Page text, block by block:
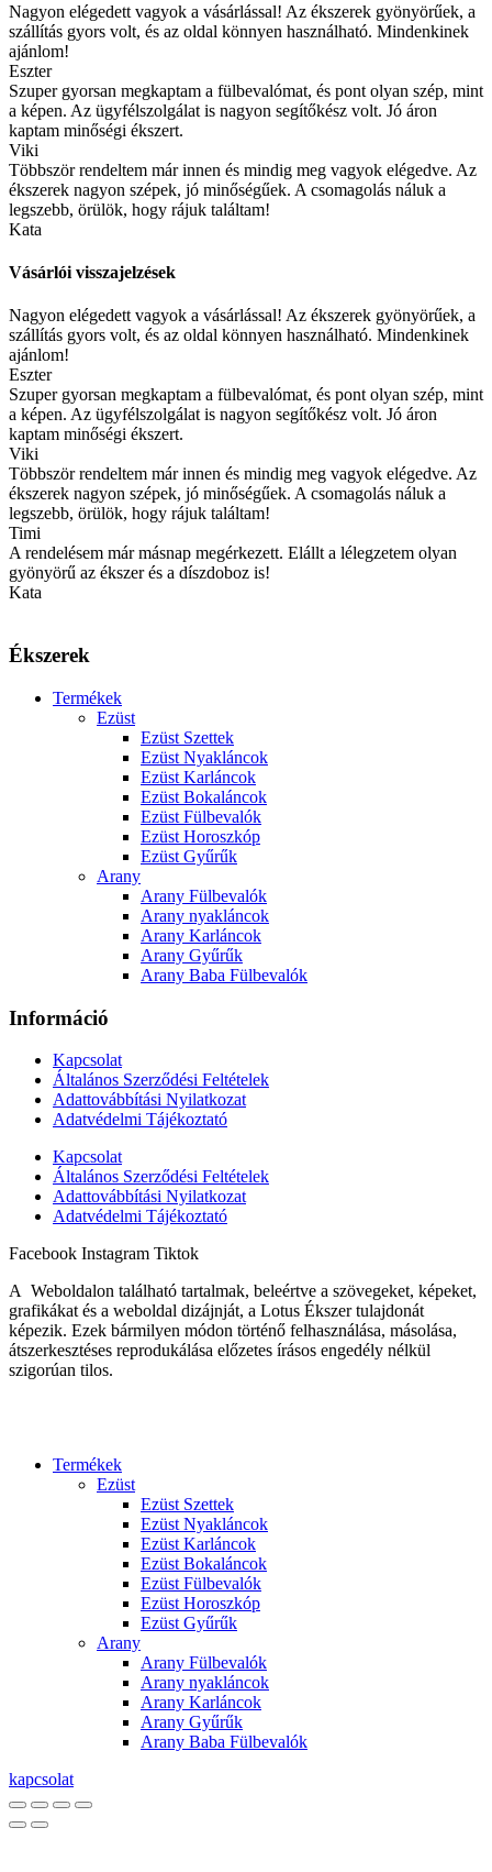
Nagyon elégedett vagyok a vásárlással! Az ékszerek gyönyörűek, a
szállítás gyors volt, és az oldal könnyen használható. Mindenkinek
ajánlom!
Eszter
Szuper gyorsan megkaptam a fülbevalómat, és pont olyan szép, mint
a képen. Az ügyfélszolgálat is nagyon segítőkész volt. Jó áron
kaptam minőségi ékszert.
Viki
Többször rendeltem már innen és mindig meg vagyok elégedve. Az
ékszerek nagyon szépek, jó minőségűek. A csomagolás náluk a
legszebb, örülök, hogy rájuk találtam!
Kata
Vásárlói visszajelzések
Nagyon elégedett vagyok a vásárlással! Az ékszerek gyönyörűek, a
szállítás gyors volt, és az oldal könnyen használható. Mindenkinek
ajánlom!
Eszter
Szuper gyorsan megkaptam a fülbevalómat, és pont olyan szép, mint
a képen. Az ügyfélszolgálat is nagyon segítőkész volt. Jó áron
kaptam minőségi ékszert.
Viki
Többször rendeltem már innen és mindig meg vagyok elégedve. Az
ékszerek nagyon szépek, jó minőségűek. A csomagolás náluk a
legszebb, örülök, hogy rájuk találtam!
Timi
A rendelésem már másnap megérkezett. Elállt a lélegzetem olyan
gyönyörű az ékszer és a díszdoboz is!
Kata
Ékszerek
Termékek
Ezüst
Ezüst Szettek
Ezüst Nyakláncok
Ezüst Karláncok
Ezüst Bokaláncok
Ezüst Fülbevalók
Ezüst Horoszkóp
Ezüst Gyűrűk
Arany
Arany Fülbevalók
Arany nyakláncok
Arany Karláncok
Arany Gyűrűk
Arany Baba Fülbevalók
Információ
Kapcsolat
Általános Szerződési Feltételek
Adattovábbítási Nyilatkozat
Adatvédelmi Tájékoztató
Kapcsolat
Általános Szerződési Feltételek
Adattovábbítási Nyilatkozat
Adatvédelmi Tájékoztató
Facebook Instagram Tiktok
A Weboldalon található tartalmak, beleértve a szövegeket, képeket,
grafikákat és a weboldal dizájnját, a Lotus Ékszer tulajdonát
képezik. Ezek bármilyen módon történő felhasználása, másolása,
átszerkesztéses reprodukálása előzetes írásos engedély nélkül
szigorúan tilos.
Termékek
Ezüst
Ezüst Szettek
Ezüst Nyakláncok
Ezüst Karláncok
Ezüst Bokaláncok
Ezüst Fülbevalók
Ezüst Horoszkóp
Ezüst Gyűrűk
Arany
Arany Fülbevalók
Arany nyakláncok
Arany Karláncok
Arany Gyűrűk
Arany Baba Fülbevalók
kapcsolat